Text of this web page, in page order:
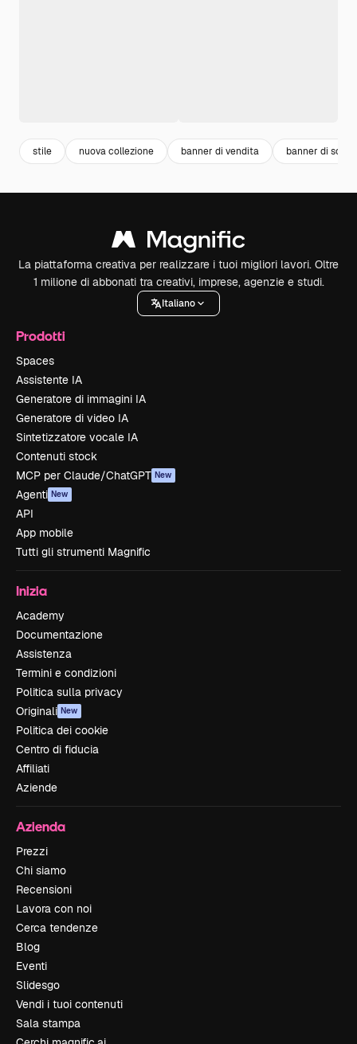
stile nuova collezione banner di vendita banner di
La piattaforma creativa per realizzare i tuoi migliori lavori. Oltre
1 milione di abbonati tra creativi, imprese, agenzie e studi.
Italiano
Prodotti
Spaces
Assistente IA
Generatore di immagini IA
Generatore di video IA
Sintetizzatore vocale IA
Contenuti stock
MCP per Claude/ChatGPT New
Agenti New
API
App mobile
Tutti gli strumenti Magnific
Inizia
Academy
Documentazione
Assistenza
Termini e condizioni
Politica sulla privacy
Originali New
Politica dei cookie
Centro di fiducia
Affiliati
Aziende
Azienda
Prezzi
Chi siamo
Recensioni
Lavora con noi
Cerca tendenze
Blog
Eventi
Slidesgo
Vendi i tuoi contenuti
Sala stampa